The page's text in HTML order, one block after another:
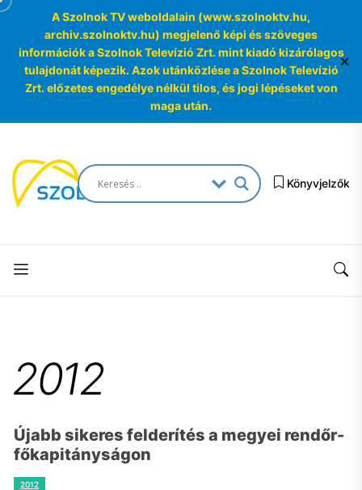
A Szolnok TV weboldalain (www.szolnoktv.hu,
archiv.szolnoktv.hu) megjelenő képi és szöveges
információk a Szolnok Televízió Zrt. mint kiadó kizárólagos
tulajdonát képezik. Azok utánközlése a Szolnok Televízió
Zrt. előzetes engedélye nélkül tilos, és jogi lépéseket von
maga után.
✕
the
content
SzolnokTV
Archívum
Archívum
Könyvjelzők
2012
Újabb sikeres felderítés a megyei rendőr-
főkapitányságon
2012